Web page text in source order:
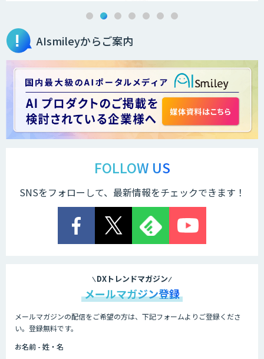
AIsmileyからご案内
FOLLOW US
SNSをフォローして、最新情報をチェックできます！
DXトレンドマガジン
メールマガジン登録
メールマガジンの配信をご希望の方は、下記フォームよりご登録くださ
い。登録無料です。
お名前 - 姓・名